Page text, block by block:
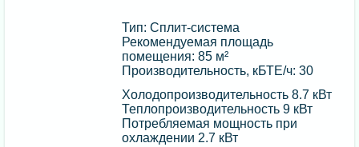
Тип: Сплит-система
Рекомендуемая площадь
помещения: 85 м²
Производительность, кБТЕ/ч: 30
Холодопроизводительность 8.7 кВт
Теплопроизводительность 9 кВт
Потребляемая мощность при
охлаждении 2.7 кВт